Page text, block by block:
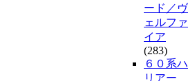
ード／ヴ
ェルファ
イア
(283)
６０系ハ
リアー